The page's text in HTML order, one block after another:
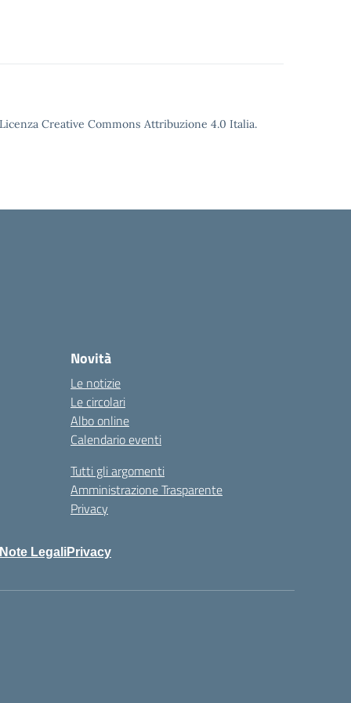
Creative Commons Attribuzione 4.0 Italia.
Novità
Le notizie
Le circolari
Albo online
Calendario eventi
Tutti gli argomenti
Amministrazione Trasparente
Privacy
Note LegaliPrivacy